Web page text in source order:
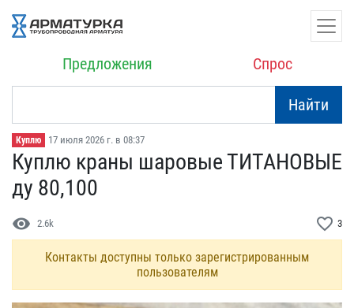
Предложения Спрос
Найти
Куплю 17 июля 2026 г. в 08:37
Куплю краны шаровые ТИТА​НОВЫЕ
ду 80,100
visibility 2.6k favorite_border 3
Контакты доступны только зарегистрированным
пользователям